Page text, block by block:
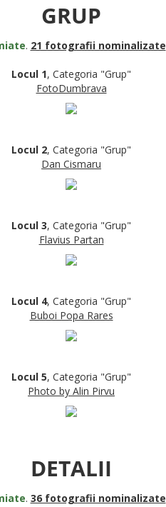
GRUP
. 21 fotografii nominalizate
Locul 1, Categoria "Grup"
FotoDumbrava
Locul 2, Categoria "Grup"
Dan Cismaru
Locul 3, Categoria "Grup"
Flavius Partan
Locul 4, Categoria "Grup"
Buboi Popa Rares
Locul 5, Categoria "Grup"
Photo by Alin Pirvu
DETALII
. 36 fotografii nominalizate